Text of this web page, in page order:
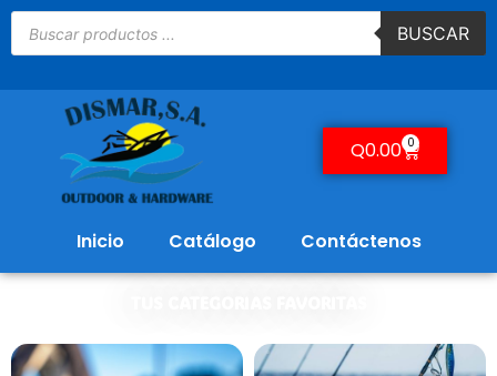
BUSCAR
Q0.00 0
Inicio Catálogo Contáctenos